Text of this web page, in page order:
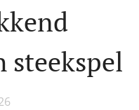
steekspel